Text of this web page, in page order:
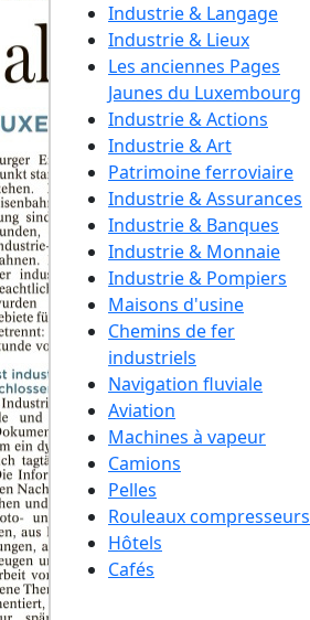
Industrie & Langage
Industrie & Lieux
Les anciennes Pages
Jaunes du Luxembourg
Industrie & Actions
Industrie & Art
Patrimoine ferroviaire
Industrie & Assurances
Industrie & Banques
Industrie & Monnaie
Industrie & Pompiers
Maisons d'usine
Chemins de fer
industriels
Navigation fluviale
Aviation
Machines à vapeur
Camions
Pelles
Rouleaux compresseurs
Hôtels
Cafés